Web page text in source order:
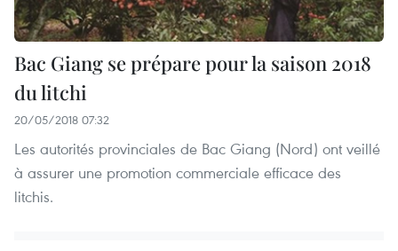
Bac Giang se prépare pour la saison 2018
du litchi
20/05/2018 07:32
Les autorités provinciales de Bac Giang (Nord) ont veillé
à assurer une promotion commerciale efficace des
litchis.